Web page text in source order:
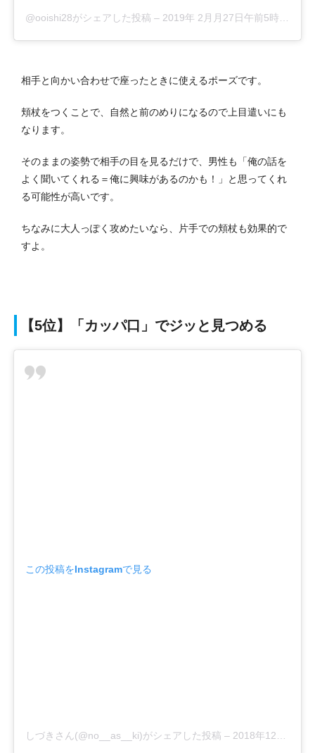
@ooishi28がシェアした投稿 – 2019年 2月月27日午前5時16分PST
相手と向かい合わせで座ったときに使えるポーズです。
頬杖をつくことで、自然と前のめりになるので上目遣いにも
なります。
そのままの姿勢で相手の目を見るだけで、男性も「俺の話を
よく聞いてくれる＝俺に興味があるのかも！」と思ってくれ
る可能性が高いです。
ちなみに大人っぽく攻めたいなら、片手での頬杖も効果的で
すよ。
【5位】「カッパ口」でジッと見つめる
この投稿をInstagramで見る
しづきさん(@no__as__ki)がシェアした投稿 – 2018年12月月19日午前3時20分PST